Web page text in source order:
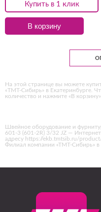
Купить в 1 клик
В корзину
На этой странице вы можете
«ТМТ-Сибирь» в Екатеринбурге.
количество и нажмите «В корзину».
Швейное оборудование и
601-3 (601-2R) 3/32 JZ —
адресу https://ekb.tmtsib.ru/
Филиал компании «ТМТ-Сибирь» в